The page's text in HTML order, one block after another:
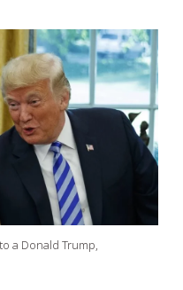
a Donald Trump,